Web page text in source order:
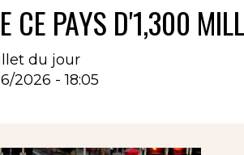
CE PAYS D'1,300
du jour
2026 - 18:05